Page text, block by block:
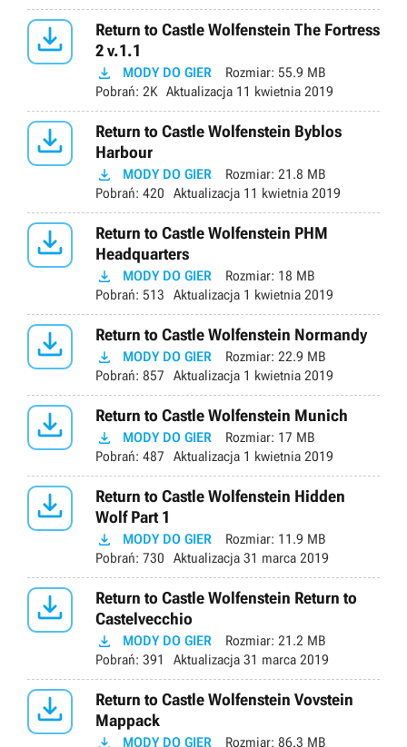

Return to Castle Wolfenstein The Fortress
2 v.1.1
 MODY DO GIER Rozmiar: 55.9 MB
Pobrań: 2K Aktualizacja 11 kwietnia 2019

Return to Castle Wolfenstein Byblos
Harbour
 MODY DO GIER Rozmiar: 21.8 MB
Pobrań: 420 Aktualizacja 11 kwietnia 2019

Return to Castle Wolfenstein PHM
Headquarters
 MODY DO GIER Rozmiar: 18 MB
Pobrań: 513 Aktualizacja 1 kwietnia 2019
 Return to Castle Wolfenstein Normandy
 MODY DO GIER Rozmiar: 22.9 MB
Pobrań: 857 Aktualizacja 1 kwietnia 2019
 Return to Castle Wolfenstein Munich
 MODY DO GIER Rozmiar: 17 MB
Pobrań: 487 Aktualizacja 1 kwietnia 2019

Return to Castle Wolfenstein Hidden
Wolf Part 1
 MODY DO GIER Rozmiar: 11.9 MB
Pobrań: 730 Aktualizacja 31 marca 2019

Return to Castle Wolfenstein Return to
Castelvecchio
 MODY DO GIER Rozmiar: 21.2 MB
Pobrań: 391 Aktualizacja 31 marca 2019

Return to Castle Wolfenstein Vovstein
Mappack
MODY DO GIER Rozmiar: 86.3 MB